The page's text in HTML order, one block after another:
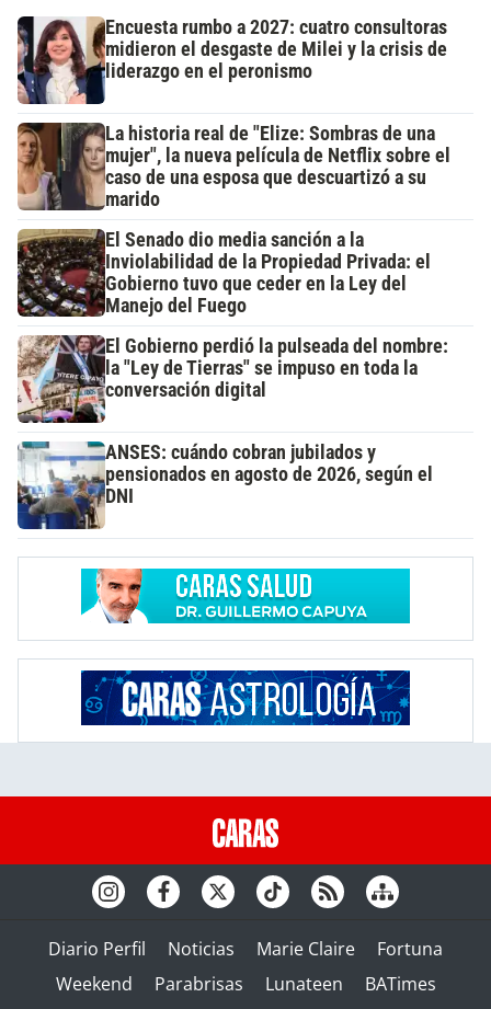
Encuesta rumbo a 2027: cuatro consultoras
midieron el desgaste de Milei y la crisis de
liderazgo en el peronismo
La historia real de "Elize: Sombras de una
mujer", la nueva película de Netflix sobre el
caso de una esposa que descuartizó a su
marido
El Senado dio media sanción a la
Inviolabilidad de la Propiedad Privada: el
Gobierno tuvo que ceder en la Ley del
Manejo del Fuego
El Gobierno perdió la pulseada del nombre:
la "Ley de Tierras" se impuso en toda la
conversación digital
ANSES: cuándo cobran jubilados y
pensionados en agosto de 2026, según el
DNI
Diario Perfil Noticias Marie Claire
Fortuna
Weekend
Parabrisas Lunateen BATimes